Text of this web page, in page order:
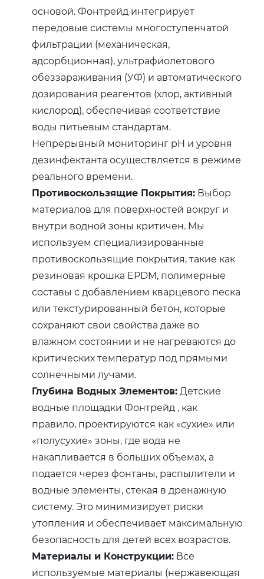
основой. Фонтрейд интегрирует
передовые системы многоступенчатой
фильтрации (механическая,
адсорбционная), ультрафиолетового
обеззараживания (УФ) и автоматического
дозирования реагентов (хлор, активный
кислород), обеспечивая соответствие
воды питьевым стандартам.
Непрерывный мониторинг pH и уровня
дезинфектанта осуществляется в режиме
реального времени.
Противоскользящие Покрытия: Выбор
материалов для поверхностей вокруг и
внутри водной зоны критичен. Мы
используем специализированные
противоскользящие покрытия, такие как
резиновая крошка EPDM, полимерные
составы с добавлением кварцевого песка
или текстурированный бетон, которые
сохраняют свои свойства даже во
влажном состоянии и не нагреваются до
критических температур под прямыми
солнечными лучами.
Глубина Водных Элементов: Детские
водные площадки Фонтрейд , как
правило, проектируются как «сухие» или
«полусухие» зоны, где вода не
накапливается в больших объемах, а
подается через фонтаны, распылители и
водные элементы, стекая в дренажную
систему. Это минимизирует риски
утопления и обеспечивает максимальную
безопасность для детей всех возрастов.
Материалы и Конструкции: Все
используемые материалы (нержавеющая